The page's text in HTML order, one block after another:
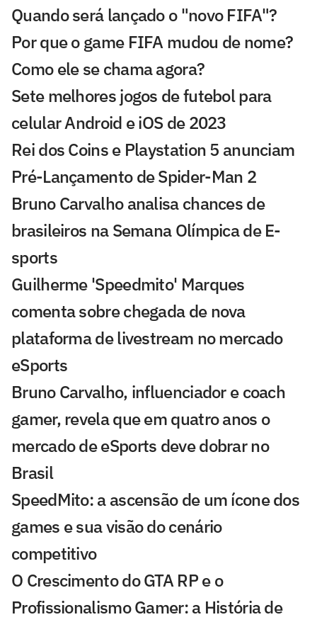
Quando será lançado o "novo FIFA"?
Por que o game FIFA mudou de nome?
Como ele se chama agora?
Sete melhores jogos de futebol para
celular Android e iOS de 2023
Rei dos Coins e Playstation 5 anunciam
Pré-Lançamento de Spider-Man 2
Bruno Carvalho analisa chances de
brasileiros na Semana Olímpica de E-
sports
Guilherme 'Speedmito' Marques
comenta sobre chegada de nova
plataforma de livestream no mercado
eSports
Bruno Carvalho, influenciador e coach
gamer, revela que em quatro anos o
mercado de eSports deve dobrar no
Brasil
SpeedMito: a ascensão de um ícone dos
games e sua visão do cenário
competitivo
O Crescimento do GTA RP e o
Profissionalismo Gamer: a História de